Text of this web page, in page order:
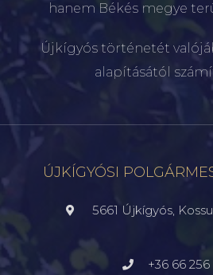
hanem Békés megye
Újkígyós történetét
alapításától
ÚJKÍGYÓSI
5661 Újkígyós,
+36 66 256